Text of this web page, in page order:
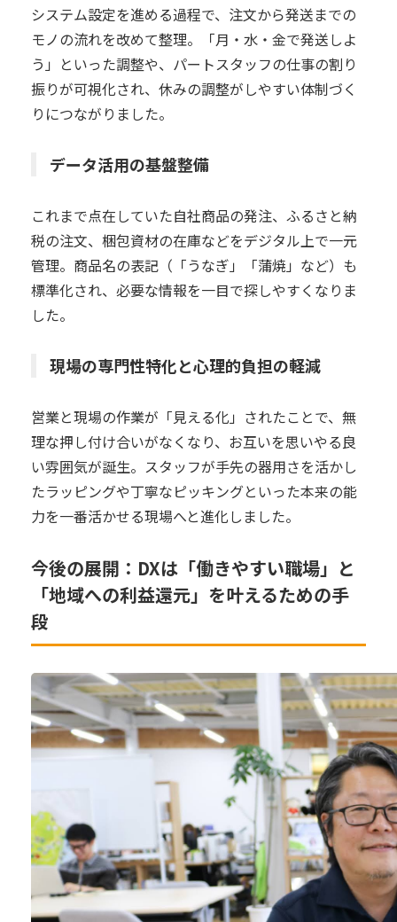
システム設定を進める過程で、注文から発送までの
モノの流れを改めて整理。「月・水・金で発送しよ
う」といった調整や、パートスタッフの仕事の割り
振りが可視化され、休みの調整がしやすい体制づく
りにつながりました。
データ活用の基盤整備
これまで点在していた自社商品の発注、ふるさと納
税の注文、梱包資材の在庫などをデジタル上で一元
管理。商品名の表記（「うなぎ」「蒲焼」など）も
標準化され、必要な情報を一目で探しやすくなりま
した。
現場の専門性特化と心理的負担の軽減
営業と現場の作業が「見える化」されたことで、無
理な押し付け合いがなくなり、お互いを思いやる良
い雰囲気が誕生。スタッフが手先の器用さを活かし
たラッピングや丁寧なピッキングといった本来の能
力を一番活かせる現場へと進化しました。
今後の展開：DXは「働きやすい職場」と
「地域への利益還元」を叶えるための手
段